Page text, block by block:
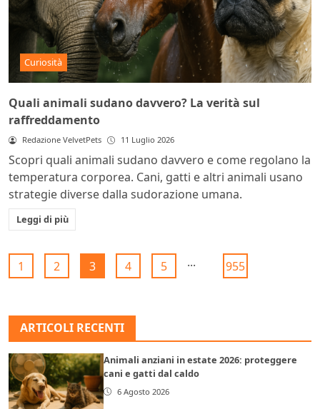
Curiosità
Quali animali sudano davvero? La verità sul
raffreddamento
Redazione VelvetPets 11 Luglio 2026
Scopri quali animali sudano davvero e come regolano la
temperatura corporea. Cani, gatti e altri animali usano
strategie diverse dalla sudorazione umana.
Leggi di più
1 2 3 4 5 ... 955
ARTICOLI RECENTI
Animali anziani in estate 2026: proteggere
cani e gatti dal caldo
6 Agosto 2026